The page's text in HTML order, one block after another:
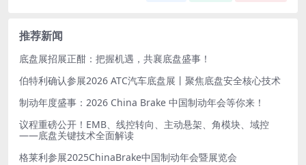
推荐新闻
底盘展招展正酣：把握机遇，共襄底盘盛事！
伯特利确认参展2026 ATC汽车底盘展丨聚焦底盘安全核心技术
制动年度盛事：2026 China Brake 中国制动年会等你来！
议程重磅公开！EMB、线控转向、主动悬架、角模块、域控
——底盘关键技术全面解读
格莱利参展2025ChinaBrake中国制动年会暨展览会